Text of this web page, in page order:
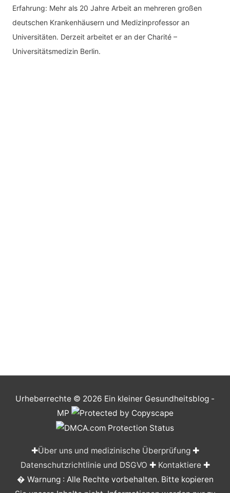
Erfahrung: Mehr als 20 Jahre Arbeit an mehreren großen
deutschen Krankenhäusern und Medizinprofessor an
Universitäten. Derzeit arbeitet er an der Charité –
Universitätsmedizin Berlin.
Urheberrechte © 2026 Ein kleiner Gesundheitsblog -
MP
✚Über uns und medizinische Überprüfung✚
Datenschutzrichtlinie und DSGVO ✚ Kontaktiere✚
� Warnung : Alle Rechte vorbehalten. Bitte kopieren